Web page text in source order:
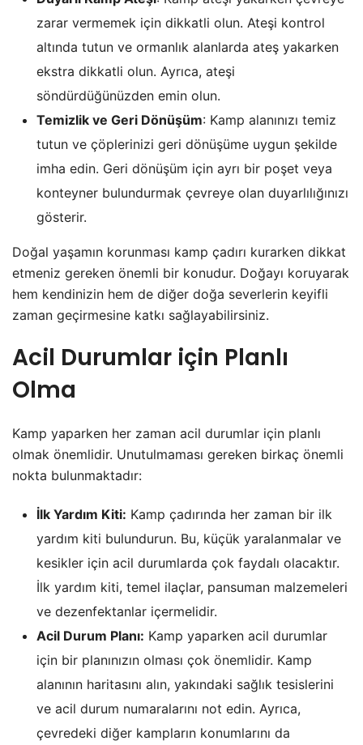
zarar vermemek için dikkatli olun. Ateşi kontrol
altında tutun ve ormanlık alanlarda ateş yakarken
ekstra dikkatli olun. Ayrıca, ateşi
söndürdüğünüzden emin olun.
Temizlik ve Geri Dönüşüm: Kamp alanınızı temiz
tutun ve çöplerinizi geri dönüşüme uygun şekilde
imha edin. Geri dönüşüm için ayrı bir poşet veya
konteyner bulundurmak çevreye olan duyarlılığınızı
gösterir.
Doğal yaşamın korunması kamp çadırı kurarken dikkat
etmeniz gereken önemli bir konudur. Doğayı koruyarak
hem kendinizin hem de diğer doğa severlerin keyifli
zaman geçirmesine katkı sağlayabilirsiniz.
Acil Durumlar için Planlı
Olma
Kamp yaparken her zaman acil durumlar için planlı
olmak önemlidir. Unutulmaması gereken birkaç önemli
nokta bulunmaktadır:
İlk Yardım Kiti: Kamp çadırında her zaman bir ilk
yardım kiti bulundurun. Bu, küçük yaralanmalar ve
kesikler için acil durumlarda çok faydalı olacaktır.
İlk yardım kiti, temel ilaçlar, pansuman malzemeleri
ve dezenfektanlar içermelidir.
Acil Durum Planı: Kamp yaparken acil durumlar
için bir planınızın olması çok önemlidir. Kamp
alanının haritasını alın, yakındaki sağlık tesislerini
ve acil durum numaralarını not edin. Ayrıca,
çevredeki diğer kampların konumlarını da